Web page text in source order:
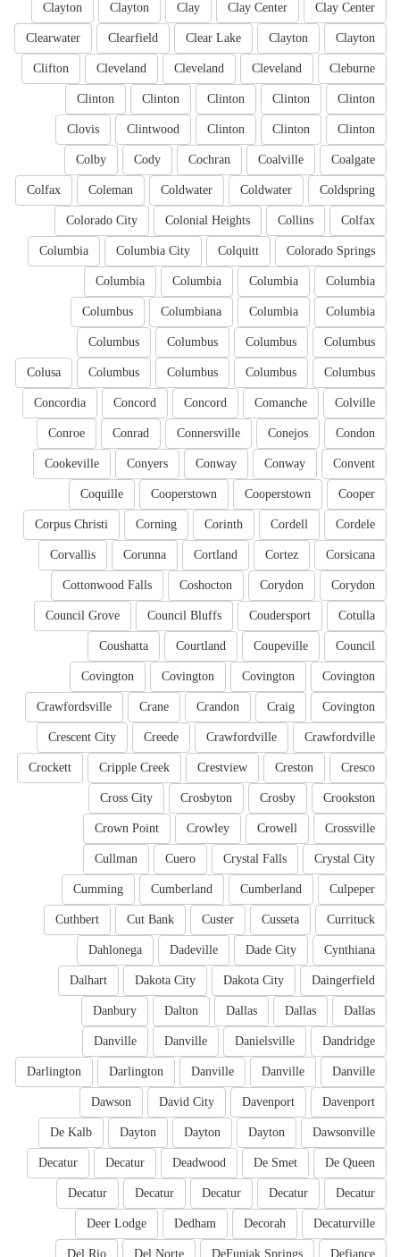
Clay Center
Clay Center
Clay
Clayton
Clayton
Clayton
Clayton
Clear Lake
Clearfield
Clearwater
Cleburne
Cleveland
Cleveland
Cleveland
Clifton
Clinton
Clinton
Clinton
Clinton
Clinton
Clinton
Clinton
Clinton
Clintwood
Clovis
Coalgate
Coalville
Cochran
Cody
Colby
Coldspring
Coldwater
Coldwater
Coleman
Colfax
Colfax
Collins
Colonial Heights
Colorado City
Colorado Springs
Colquitt
Columbia City
Columbia
Columbia
Columbia
Columbia
Columbia
Columbia
Columbia
Columbiana
Columbus
Columbus
Columbus
Columbus
Columbus
Columbus
Columbus
Columbus
Columbus
Colusa
Colville
Comanche
Concord
Concord
Concordia
Condon
Conejos
Connersville
Conrad
Conroe
Convent
Conway
Conway
Conyers
Cookeville
Cooper
Cooperstown
Cooperstown
Coquille
Cordele
Cordell
Corinth
Corning
Corpus Christi
Corsicana
Cortez
Cortland
Corunna
Corvallis
Corydon
Corydon
Coshocton
Cottonwood Falls
Cotulla
Coudersport
Council Bluffs
Council Grove
Council
Coupeville
Courtland
Coushatta
Covington
Covington
Covington
Covington
Covington
Craig
Crandon
Crane
Crawfordsville
Crawfordville
Crawfordville
Creede
Crescent City
Cresco
Creston
Crestview
Cripple Creek
Crockett
Crookston
Crosby
Crosbyton
Cross City
Crossville
Crowell
Crowley
Crown Point
Crystal City
Crystal Falls
Cuero
Cullman
Culpeper
Cumberland
Cumberland
Cumming
Currituck
Cusseta
Custer
Cut Bank
Cuthbert
Cynthiana
Dade City
Dadeville
Dahlonega
Daingerfield
Dakota City
Dakota City
Dalhart
Dallas
Dallas
Dallas
Dalton
Danbury
Dandridge
Danielsville
Danville
Danville
Danville
Danville
Danville
Darlington
Darlington
Davenport
Davenport
David City
Dawson
Dawsonville
Dayton
Dayton
Dayton
De Kalb
De Queen
De Smet
Deadwood
Decatur
Decatur
Decatur
Decatur
Decatur
Decatur
Decatur
Decaturville
Decorah
Dedham
Deer Lodge
Defiance
DeFuniak Springs
Del Norte
Del Rio